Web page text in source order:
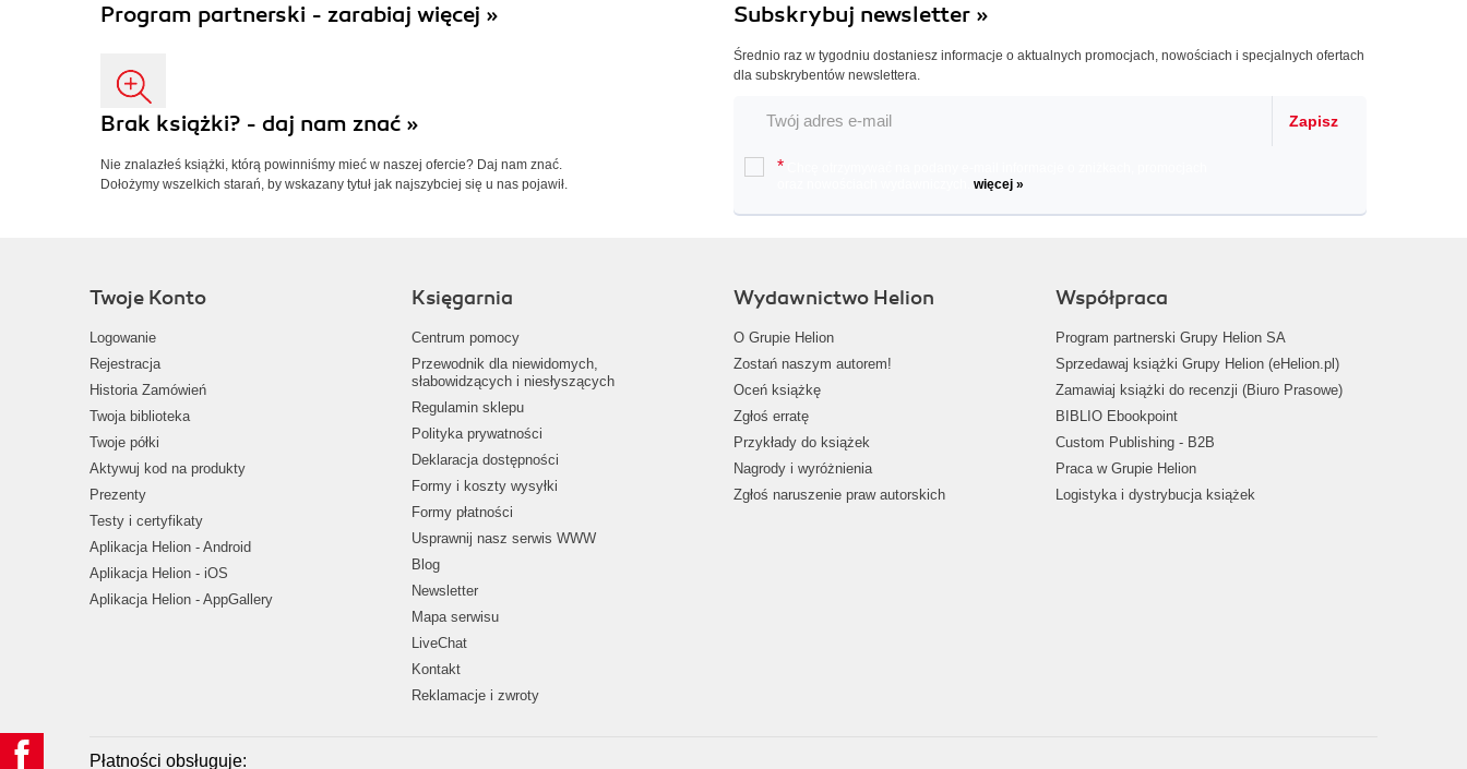
Program partnerski - zarabiaj więcej »
Brak książki? - daj nam znać »
Nie znalazłeś książki, którą powinniśmy mieć w naszej ofercie? Daj nam znać.
Dołożymy wszelkich starań, by wskazany tytuł jak najszybciej się u nas pojawił.
Subskrybuj newsletter »
Średnio raz w tygodniu dostaniesz informacje o aktualnych promocjach, nowościach i specjalnych ofertach
dla subskrybentów newslettera.
Zapisz
*
więcej »
Twoje Konto
Logowanie
Rejestracja
Historia Zamówień
Twoja biblioteka
Twoje półki
Aktywuj kod na produkty
Prezenty
Testy i certyfikaty
Aplikacja Helion - Android
Aplikacja Helion - iOS
Aplikacja Helion - AppGallery
Księgarnia
Centrum pomocy
Przewodnik dla niewidomych,
słabowidzących i niesłyszących
Regulamin sklepu
Polityka prywatności
Deklaracja dostępności
Formy i koszty wysyłki
Formy płatności
Usprawnij nasz serwis WWW
Blog
Newsletter
Mapa serwisu
LiveChat
Kontakt
Reklamacje i zwroty
Wydawnictwo Helion
O Grupie Helion
Zostań naszym autorem!
Oceń książkę
Zgłoś erratę
Przykłady do książek
Nagrody i wyróżnienia
Zgłoś naruszenie praw autorskich
Współpraca
Program partnerski Grupy Helion SA
Sprzedawaj książki Grupy Helion (eHelion.pl)
Zamawiaj książki do recenzji (Biuro Prasowe)
BIBLIO Ebookpoint
Custom Publishing - B2B
Praca w Grupie Helion
Logistyka i dystrybucja książek
Płatności obsługuje: